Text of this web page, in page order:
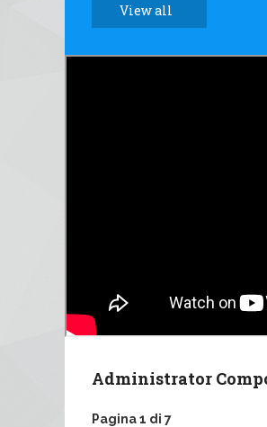
View all
Administrator
Pagina 1 di 7